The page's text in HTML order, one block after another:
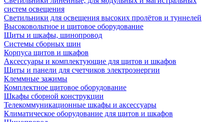
систем освещения
Светильники для освещения высоких пролётов и туннелей
Высоковольтное и щитовое оборудование
Щиты и шкафы, шинопровод
Системы сборных шин
Корпуса щитов и шкафов
Аксессуары и комплектующие для щитов и шкафов
Щиты и панели для счетчиков электроэнергии
Клеммные зажимы
Комплектное щитовое оборудование
Шкафы сборной конструкции
Телекоммуникационные шкафы и аксессуары
Климатическое оборудование для щитов и шкафов